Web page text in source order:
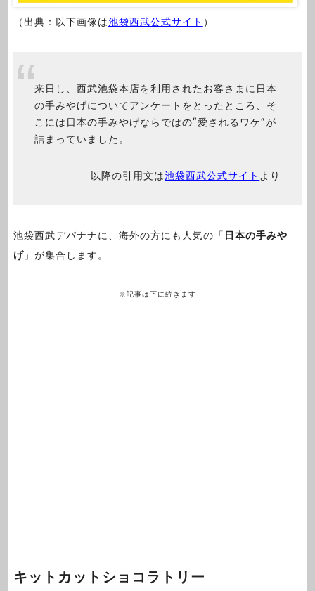
（出典：以下画像は池袋西武公式サイト ）
来日し、西武池袋本店を利用されたお客さまに日本
の手みやげについてアンケートをとったところ、そ
こには日本の手みやげならではの“愛されるワケ”が
詰まっていました。
以降の引用文は池袋西武公式サイト より
池袋西武デパナナに、海外の方にも人気の「 日本の手みや
げ」が集合します。
※記事は下に続きます
キットカットショコラトリー